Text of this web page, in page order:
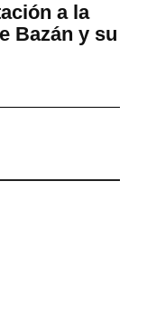
a la
Bazán y su